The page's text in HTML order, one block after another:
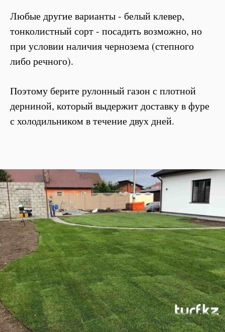
Любые другие варианты - белый клевер,
тонколистный сорт - посадить возможно, но
при условии наличия чернозема (степного
либо речного).
Поэтому берите рулонный газон с плотной
дерниной, который выдержит доставку в фуре
с холодильником в течение двух дней.